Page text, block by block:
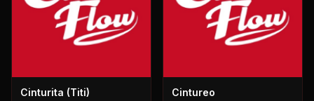
Cinturita (Titi) Cintureo